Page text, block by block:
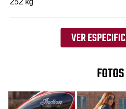
252 kg
VER
FOTOS